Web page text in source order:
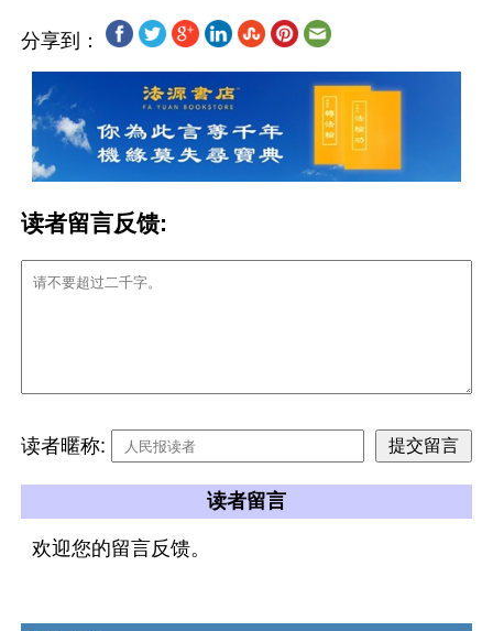
分享到：
读者留言反馈:
读者暱称:
读者留言
欢迎您的留言反馈。